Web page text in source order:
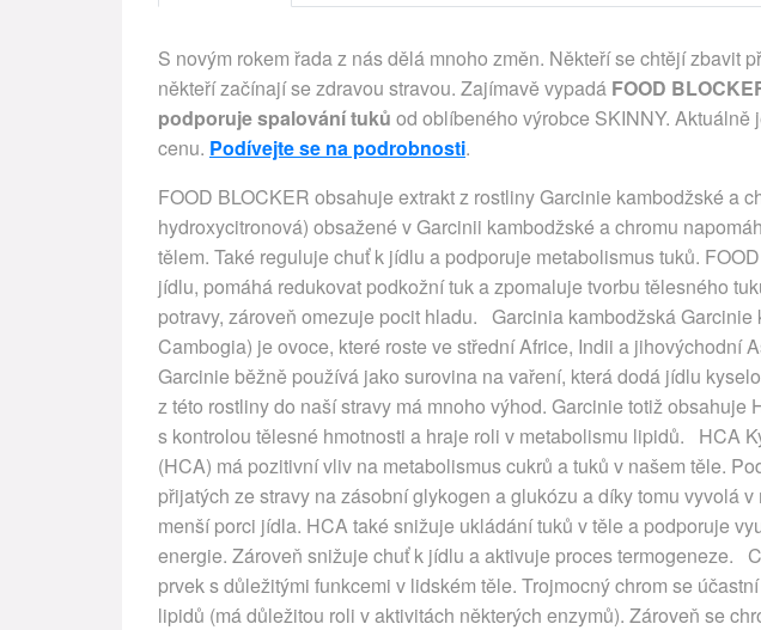
S novým rokem řada z nás dělá mnoho změn. Někteří se chtějí zbavit
někteří začínají se zdravou stravou. Zajímavě vypadá FOOD
podporuje spalování tuků od oblíbeného výrobce SKINNY. Aktuálně
cenu. Podívejte se na podrobnosti.
FOOD BLOCKER obsahuje extrakt z rostliny Garcinie kambodžské a
hydroxycitronová) obsažené v Garcinii kambodžské a chromu
tělem. Také reguluje chuť k jídlu a podporuje metabolismus tuků.
jídlu, pomáhá redukovat podkožní tuk a zpomaluje tvorbu tělesného
potravy, zároveň omezuje pocit hladu. Garcinia kambodžská Garcinie
Cambogia) je ovoce, které roste ve střední Africe, Indii a jihovýchodní
Garcinie běžně používá jako surovina na vaření, která dodá jídlu
z této rostliny do naší stravy má mnoho výhod. Garcinie totiž obsahuje
s kontrolou tělesné hmotnosti a hraje roli v metabolismu lipidů. HCA
(HCA) má pozitivní vliv na metabolismus cukrů a tuků v našem těle.
přijatých ze stravy na zásobní glykogen a glukózu a díky tomu vyvolá
menší porci jídla. HCA také snižuje ukládání tuků v těle a podporuje
energie. Zároveň snižuje chuť k jídlu a aktivuje proces termogeneze.
prvek s důležitými funkcemi v lidském těle. Trojmocný chrom se
lipidů (má důležitou roli v aktivitách některých enzymů). Zároveň se